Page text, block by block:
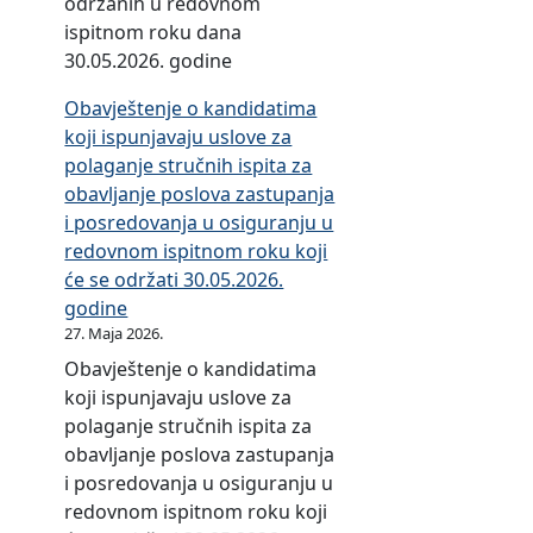
n
j
u
r
e
d
o
v
n
o
m
i
s
p
i
t
n
K
o
a
o
n
i
k
b
i
z
n
i
s
f
o
r
u
r
e
u
o
s
i
g
u
r
a
n
j
u
o
d
r
ž
e
z
p
o
l
a
g
a
n
j
e
s
t
r
u
č
n
e
R
e
u
b
l
i
k
e
S
r
p
s
k
e
D
r
a
e
s
r
u
č
n
o
g
i
s
p
i
t
a
z
a
o
ispitnom roku dana
30.05.2026. godine
Obavještenje o kandidatima
koji ispunjavaju uslove za
polaganje stručnih ispita za
obavljanje poslova zastupanja
i posredovanja u osiguranju u
redovnom ispitnom roku koji
će se održati 30.05.2026.
godine
27. Maja 2026.
Obavještenje o kandidatima
koji ispunjavaju uslove za
polaganje stručnih ispita za
obavljanje poslova zastupanja
i posredovanja u osiguranju u
redovnom ispitnom roku koji